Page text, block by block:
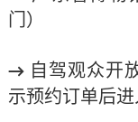
门）
→ 自驾观众开
示预约订单后进